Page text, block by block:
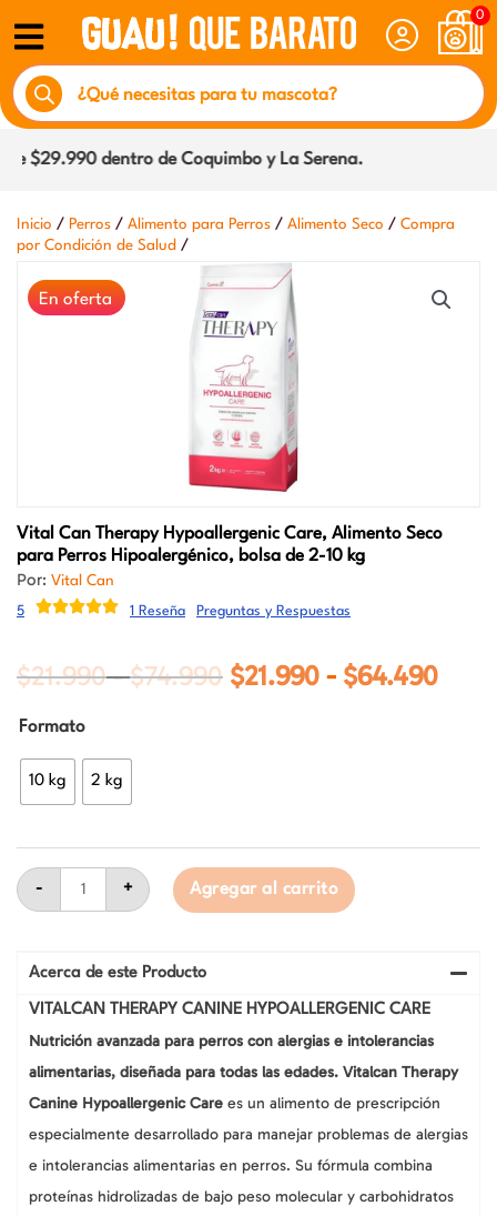
contenido
0
Búsqueda
de
productos
$29.990 dentro de Coquimbo y La Serena.
En oferta
Inicio / Perros / Alimento para Perros / Alimento Seco / Compra
por Condición de Salud /
Vital Can TherapyHypoallergenic Care, Alimento Seco
para Perros Hipoalergénico, bolsa de 2-10 kg
Por: Vital Can
5 1 Reseña Preguntas y Respuestas
$21.990 - $74.990Rango
$74.990
$21.990 - $64.490
Formato
10 kg 2 kg
-
Vital
Can
Hypoallergenic
Care,
Alimento
para
Perros
Hipoalergénico,
kg
cantidad
+ Agregar al carrito
Acerca de este Producto
VITALCAN THERAPY CANINE HYPOALLERGENIC CARE
Nutrición avanzada para perros con alergias e intolerancias
alimentarias, diseñada para todas las edades. Vitalcan Therapy
Canine Hypoallergenic Care es un alimento de prescripción
especialmente desarrollado para manejar problemas de alergias
e intolerancias alimentarias en perros. Su fórmula combina
proteínas hidrolizadas de bajo peso molecular y carbohidratos